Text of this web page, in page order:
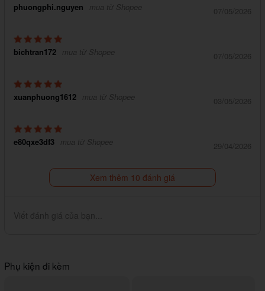
phuongphi.nguyen mua từ Shopee 07/05/2026
bichtran172 mua từ Shopee 07/05/2026
xuanphuong1612 mua từ Shopee 03/05/2026
e80qxe3df3 mua từ Shopee 29/04/2026
Xem thêm 10 đánh giá
Viết đánh giá của bạn...
Phụ kiện đi kèm